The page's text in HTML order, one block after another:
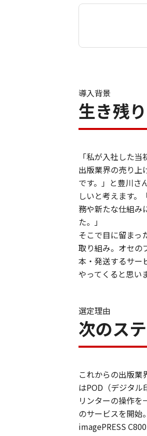
導入背景
生き残
「私が入社した
出版業界の売り上
です。」と豊川さ
しいと考えます。
務や新たな仕組み
た。」
そこで目に留まっ
取り組み。オセの
本・発送するサー
やってくると思い
選定理由
次のス
これからの出版
はPOD（デジタ
リンターの操作を
のサービスを開始
imagePRESS